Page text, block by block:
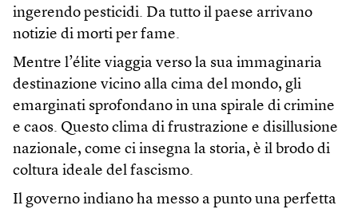
ingerendo pesticidi. Da tutto il paese arrivano
notizie di morti per fame.
Mentre l’élite viaggia verso la sua immaginaria
destinazione vicino alla cima del mondo, gli
emarginati sprofondano in una spirale di crimine
e caos. Questo clima di frustrazione e disillusione
nazionale, come ci insegna la storia, è il brodo di
coltura ideale del fascismo.
Il governo indiano ha messo a punto una perfetta